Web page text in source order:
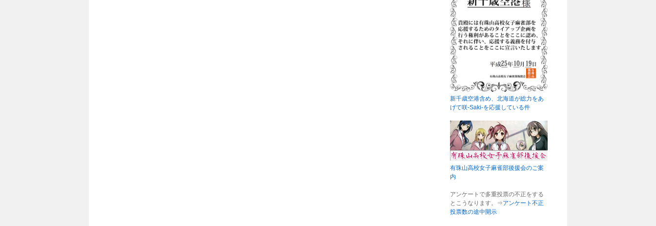
新千歳空港含め、北海道が総力をあ
げて咲-Saki-を応援している件
有珠山高校女子麻雀部後援会のご案
内
アンケートで多重投票の不正をする
とこうなります。⇒アンケート不正
投票数の途中開示